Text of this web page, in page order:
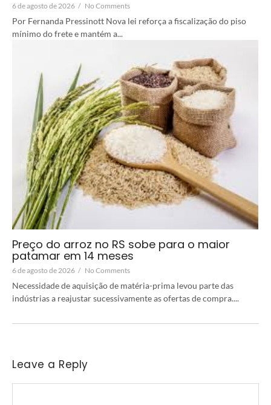
6 de agosto de 2026 / No Comments
Por Fernanda Pressinott Nova lei reforça a fiscalização do piso
mínimo do frete e mantém a...
Preço do arroz no RS sobe para o maior
patamar em 14 meses
6 de agosto de 2026 / No Comments
Necessidade de aquisição de matéria-prima levou parte das
indústrias a reajustar sucessivamente as ofertas de compra....
Leave a Reply